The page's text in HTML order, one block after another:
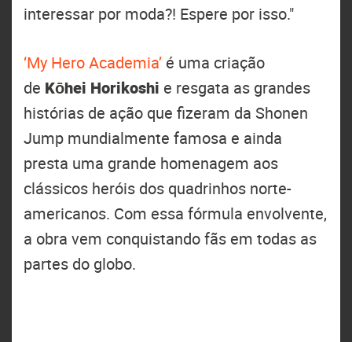
interessar por moda?! Espere por isso."
‘My Hero Academia’ é uma criação
de Kōhei Horikoshi e resgata as grandes
histórias de ação que fizeram da Shonen
Jump mundialmente famosa e ainda
presta uma grande homenagem aos
clássicos heróis dos quadrinhos norte-
americanos. Com essa fórmula envolvente,
a obra vem conquistando fãs em todas as
partes do globo.